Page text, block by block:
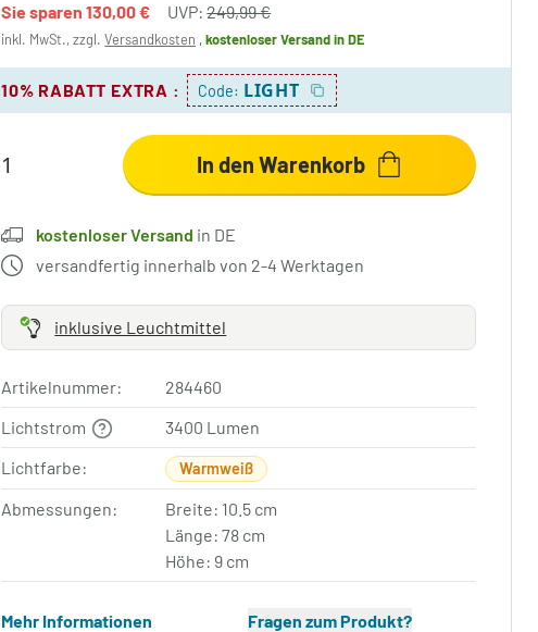
Sie sparen130,00 € UVP:249,99 €
inkl. MwSt., zzgl.Versandkosten ,kostenloser Versandin DE
10% RABATT EXTRA : Code: LIGHT
In den Warenkorb
kostenloser Versand in DE
versandfertig innerhalb von 2-4 Werktagen
inklusive Leuchtmittel
Artikelnummer:
284460
Lichtstrom
3400 Lumen
Lichtfarbe:
Warmweiß
Abmessungen:
Breite: 10.5 cm
Länge: 78 cm
Höhe: 9 cm
Mehr Informationen Fragen zum Produkt?